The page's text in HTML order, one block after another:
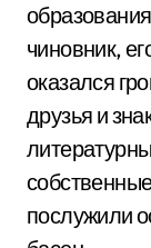
чиновник,
оказался
друзья и
послужили